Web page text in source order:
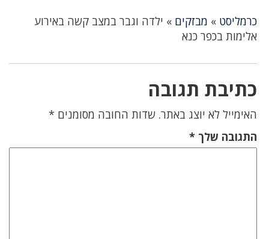
כרמליסט » מבזקים » ילדה וגבר במצב קשה באירוע
אלימות בכפר כנא
כתיבת תגובה
האימייל לא יוצג באתר. שדות החובה מסומנים *
התגובה שלך *